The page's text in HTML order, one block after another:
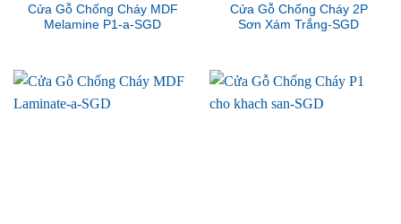
Cửa Gỗ Chống Cháy MDF
Melamine P1-a-SGD
Cửa Gỗ Chống Cháy 2P
Sơn Xám Trắng-SGD